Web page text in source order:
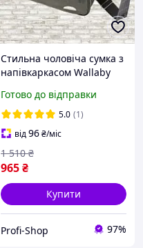
Стильна чоловіча сумка з
напівкаркасом Wallaby
Готово до відправки
5.0 (1)
від96₴/міс
965₴
1 510 ₴
Купити
Profi-Shop 97%